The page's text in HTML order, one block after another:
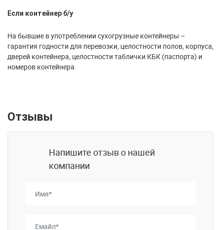
Если контейнер б/у
На бывшие в употреблении сухогрузные контейнеры –
гарантия годности для перевозки, целостности полов, корпуса,
дверей контейнера, целостности таблички КБК (паспорта) и
номеров контейнера.
Отзывы
Напишите отзыв о нашей
компании